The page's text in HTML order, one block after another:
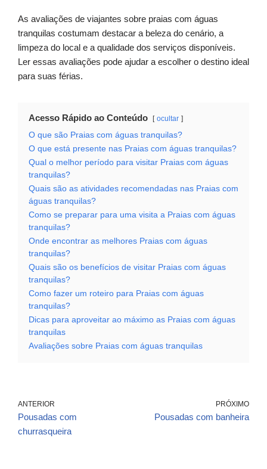
As avaliações de viajantes sobre praias com águas
tranquilas costumam destacar a beleza do cenário, a
limpeza do local e a qualidade dos serviços disponíveis.
Ler essas avaliações pode ajudar a escolher o destino ideal
para suas férias.
Acesso Rápido ao Conteúdo ocultar
O que são Praias com águas tranquilas?
O que está presente nas Praias com águas tranquilas?
Qual o melhor período para visitar Praias com águas
tranquilas?
Quais são as atividades recomendadas nas Praias com
águas tranquilas?
Como se preparar para uma visita a Praias com águas
tranquilas?
Onde encontrar as melhores Praias com águas
tranquilas?
Quais são os benefícios de visitar Praias com águas
tranquilas?
Como fazer um roteiro para Praias com águas
tranquilas?
Dicas para aproveitar ao máximo as Praias com águas
tranquilas
Avaliações sobre Praias com águas tranquilas
ANTERIOR
Pousadas com
churrasqueira
PRÓXIMO
Pousadas com banheira